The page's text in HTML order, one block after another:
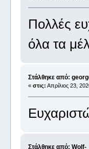
Πολλές
όλα τα
Στάλθηκε από:
« στις: Απρίλιος 23,
Στάλθηκε από: Wolf-